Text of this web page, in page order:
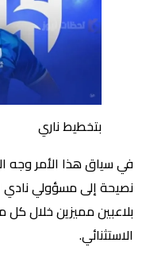
بتخطيط ناري
في سياق هذا الأمر وجه
نصيحة إلى مسؤولي
بلاعبين مميزين خلال كل
الاستثنائي.